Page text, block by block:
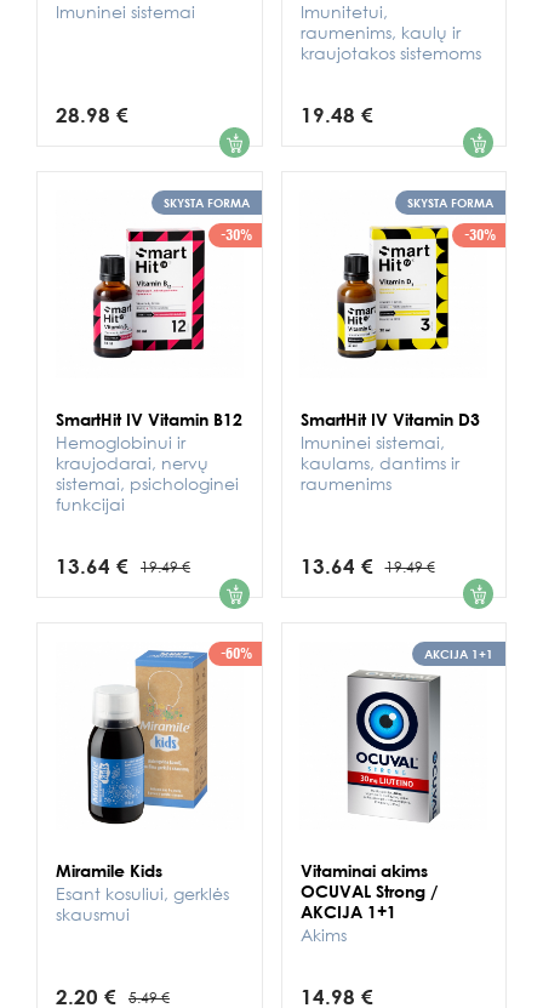
Imuninei sistemai
28.98 € 1
Imunitetui,
raumenims, kaulų ir
kraujotakos sistemoms
19.48 € 1
SKYSTA FORMA
-30%
SmartHit IV Vitamin B12
Hemoglobinui ir
kraujodarai, nervų
sistemai, psichologinei
funkcijai
13.64 € 19.49 € 1
SKYSTA FORMA
-30%
SmartHit IV Vitamin D3
Imuninei sistemai,
kaulams, dantims ir
raumenims
13.64 € 19.49 € 1
-60%
Miramile Kids
Esant kosuliui, gerklės
skausmui
2.20 € 5.49 €
AKCIJA 1+1
Vitaminai akims
OCUVAL Strong /
AKCIJA 1+1
Akims
14.98 €